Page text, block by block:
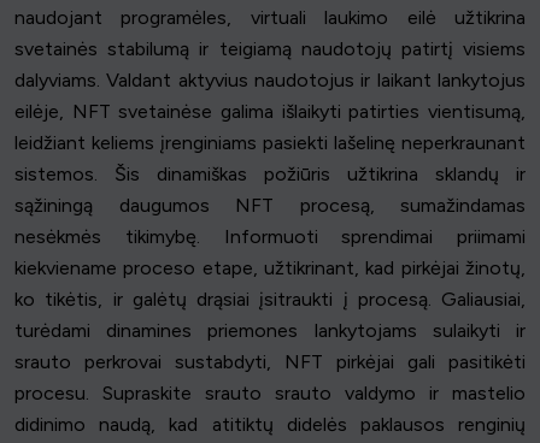
naudojant programėles, virtuali laukimo eilė užtikrina
svetainės stabilumą ir teigiamą naudotojų patirtį visiems
dalyviams. Valdant aktyvius naudotojus ir laikant lankytojus
eilėje, NFT svetainėse galima išlaikyti patirties vientisumą,
leidžiant keliems įrenginiams pasiekti lašelinę neperkraunant
sistemos. Šis dinamiškas požiūris užtikrina sklandų ir
sąžiningą daugumos NFT procesą, sumažindamas
nesėkmės tikimybę. Informuoti sprendimai priimami
kiekviename proceso etape, užtikrinant, kad pirkėjai žinotų,
ko tikėtis, ir galėtų drąsiai įsitraukti į procesą. Galiausiai,
turėdami dinamines priemones lankytojams sulaikyti ir
srauto perkrovai sustabdyti, NFT pirkėjai gali pasitikėti
procesu. Supraskite srauto srauto valdymo ir mastelio
didinimo naudą, kad atitiktų didelės paklausos renginių